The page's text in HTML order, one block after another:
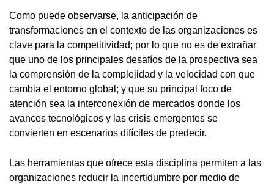
Como puede observarse, la anticipación de
transformaciones en el contexto de las organizaciones es
clave para la competitividad; por lo que no es de extrañar
que uno de los principales desafíos de la prospectiva sea
la comprensión de la complejidad y la velocidad con que
cambia el entorno global; y que su principal foco de
atención sea la interconexión de mercados donde los
avances tecnológicos y las crisis emergentes se
convierten en escenarios difíciles de predecir.
Las herramientas que ofrece esta disciplina permiten a las
organizaciones reducir la incertidumbre por medio de